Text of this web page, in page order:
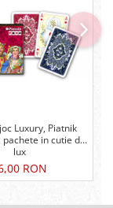
Luxury, Piatnik
pachete in cutie de
lux
RON